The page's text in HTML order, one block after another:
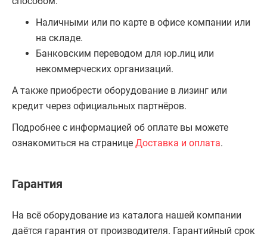
Наличными или по карте в офисе компании или
на складе.
Банковским переводом для юр.лиц или
некоммерческих организаций.
А также приобрести оборудование в лизинг или
кредит через официальных партнёров.
Подробнее с информацией об оплате вы можете
ознакомиться на странице Доставка и оплата.
Гарантия
На всё оборудование из каталога нашей компании
даётся гарантия от производителя. Гарантийный срок